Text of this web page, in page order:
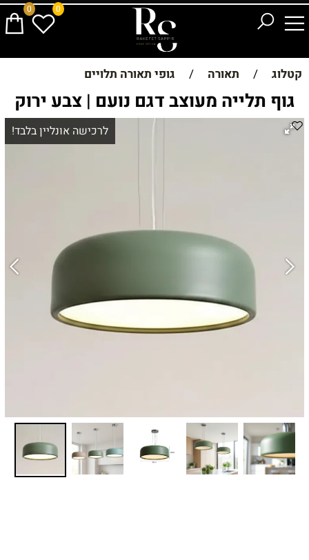
0 0
קטלוג / תאורה / גופי תאורה תלויים
גוף תלייה מעוצב דגם נועם | צבע ירוק
לרכישה אונליין בלבד!